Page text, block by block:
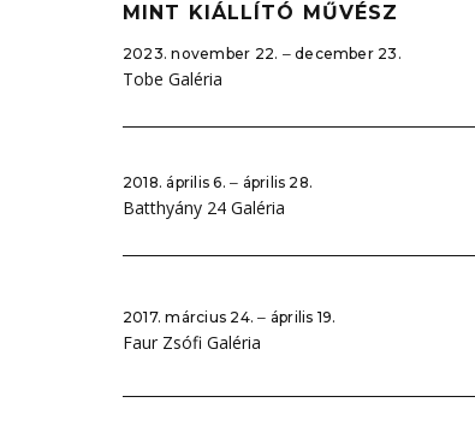
MINT KIÁLLÍTÓ MŰVÉSZ
2023. november 22. ‒ december 23.
Tobe Galéria
2018. április 6. ‒ április 28.
Batthyány 24 Galéria
2017. március 24. ‒ április 19.
Faur Zsófi Galéria